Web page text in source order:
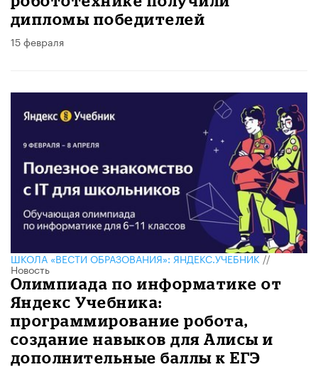
дипломы победителей
15 февраля
ШКОЛА «ВЕСТИ ОБРАЗОВАНИЯ»: ЯНДЕКС.УЧЕБНИК//
Новость
Олимпиада по информатике от
Яндекс Учебника:
программирование робота,
создание навыков для Алисы и
дополнительные баллы к ЕГЭ